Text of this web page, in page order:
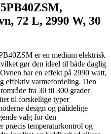
72 L, 2990 W, 30
er en medium elektrisk
gør den ideel til både daglig
har en effekt på 2990 watt,
effektiv varmefordeling. Den
fra 30 til 300 grader
til forskellige typer
design og pålidelige
valg for den
præcis temperaturkontrol og